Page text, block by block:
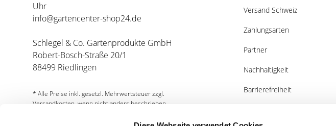
Uhr
info@gartencenter-shop24.de
Schlegel & Co. Gartenprodukte GmbH
Robert-Bosch-Straße 20/1
88499 Riedlingen
* Alle Preise inkl. gesetzl. Mehrwertsteuer zzgl.
Versandkosten, wenn nicht anders beschrieben.
Versand Schweiz
Zahlungsarten
Partner
Nachhaltigkeit
Barrierefreiheit